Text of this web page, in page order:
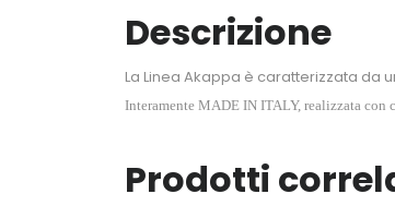
Descrizione
La Linea Akappa è caratterizzata da
Interamente MADE IN ITALY, realizzata
Prodotti